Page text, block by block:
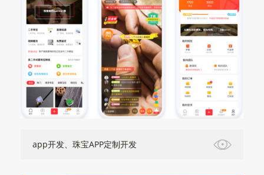
app开发、珠宝APP定制开发